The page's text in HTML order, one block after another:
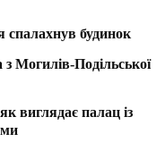
спалахнув будинок
Могилів-Подільської
виглядає палац із